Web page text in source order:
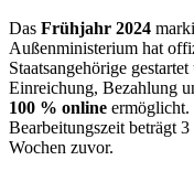
Das Frühjahr 2024
Außenministerium hat
Staatsangehörige
Einreichung, Bezahlung
100 % online
Bearbeitungszeit beträgt
Wochen zuvor.